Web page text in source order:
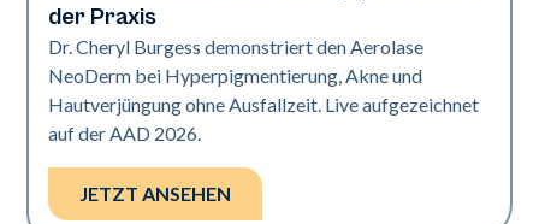
der Praxis
Dr. Cheryl Burgess demonstriert den Aerolase
NeoDerm bei Hyperpigmentierung, Akne und
Hautverjüngung ohne Ausfallzeit. Live aufgezeichnet
auf der AAD 2026.
JETZT ANSEHEN